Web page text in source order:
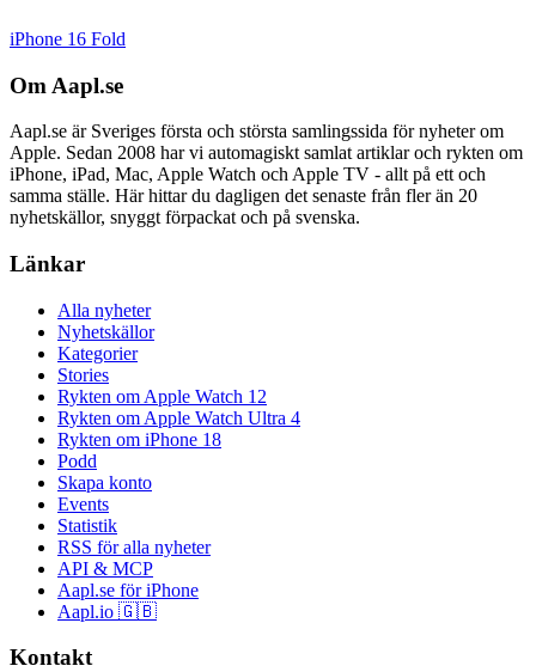
iPhone 16 Fold
Om Aapl.se
Aapl.se är Sveriges första och största samlingssida för nyheter om
Apple. Sedan 2008 har vi automagiskt samlat artiklar och rykten om
iPhone, iPad, Mac, Apple Watch och Apple TV - allt på ett och
samma ställe. Här hittar du dagligen det senaste från fler än 20
nyhetskällor, snyggt förpackat och på svenska.
Länkar
Alla nyheter
Nyhetskällor
Kategorier
Stories
Rykten om Apple Watch 12
Rykten om Apple Watch Ultra 4
Rykten om iPhone 18
Podd
Skapa konto
Events
Statistik
RSS för alla nyheter
API & MCP
Aapl.se för iPhone
Aapl.io 🇬🇧
Kontakt